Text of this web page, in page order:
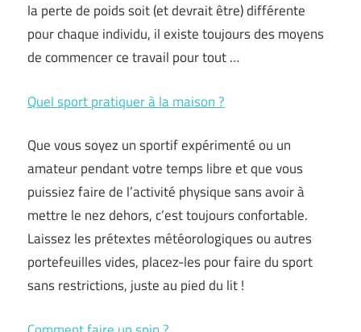
la perte de poids soit (et devrait être) différente
pour chaque individu, il existe toujours des moyens
de commencer ce travail pour tout …
Quel sport pratiquer à la maison ?
Que vous soyez un sportif expérimenté ou un
amateur pendant votre temps libre et que vous
puissiez faire de l’activité physique sans avoir à
mettre le nez dehors, c’est toujours confortable.
Laissez les prétextes météorologiques ou autres
portefeuilles vides, placez-les pour faire du sport
sans restrictions, juste au pied du lit !